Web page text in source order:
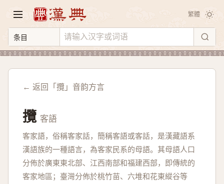
繁體
← 返回「攬」音韵方言
攬 客語
客家語，俗稱客家話，簡稱客語或客話，是漢藏語系
漢語族的一種語言，為客家民系的母語。其母語人口
分佈於廣東東北部、江西南部和福建西部，即傳統的
客家地區；臺灣分佈於桃竹苗、六堆和花東縱谷等